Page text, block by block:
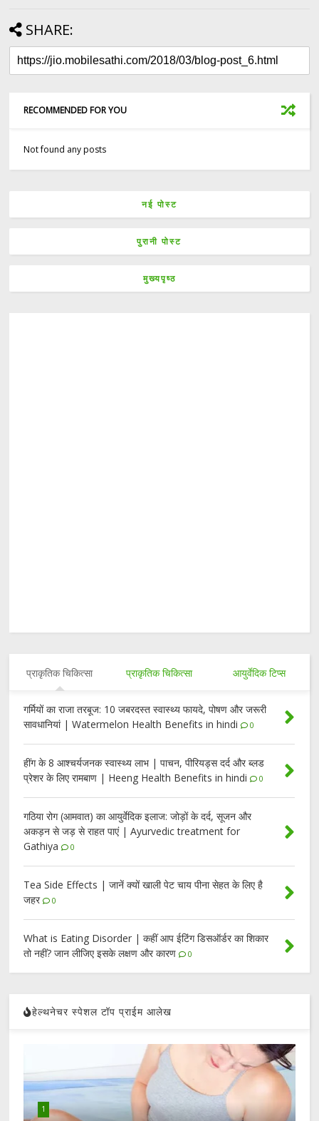
SHARE:
RECOMMENDED FOR YOU
Not found any posts
नई पोस्ट
पुरानी पोस्ट
मुख्यपृष्ठ
प्राकृतिक चिकित्सा प्राकृतिक चिकित्सा आयुर्वेदिक टिप्स
गर्मियों का राजा तरबूज: 10 जबरदस्त स्वास्थ्य फायदे, पोषण और जरूरी
सावधानियां | Watermelon Health Benefits in hindi
0
हींग के 8 आश्चर्यजनक स्वास्थ्य लाभ | पाचन, पीरियड्स दर्द और ब्लड
प्रेशर के लिए रामबाण | Heeng Health Benefits in hindi
0
गठिया रोग (आमवात) का आयुर्वेदिक इलाज: जोड़ों के दर्द, सूजन और
अकड़न से जड़ से राहत पाएं | Ayurvedic treatment for
Gathiya
0
Tea Side Effects | जानें क्यों खाली पेट चाय पीना सेहत के लिए है
जहर
0
What is Eating Disorder | कहीं आप ईटिंग डिसऑर्डर का शिकार
तो नहीं? जान लीजिए इसके लक्षण और कारण
0
हेल्थनेचर स्पेशल टॉप प्राईम आलेख
1